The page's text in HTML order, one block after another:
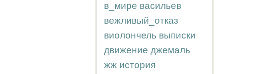
в_мире васильев
вежливый_отказ
виолончель выписки
движение джемаль
жж история